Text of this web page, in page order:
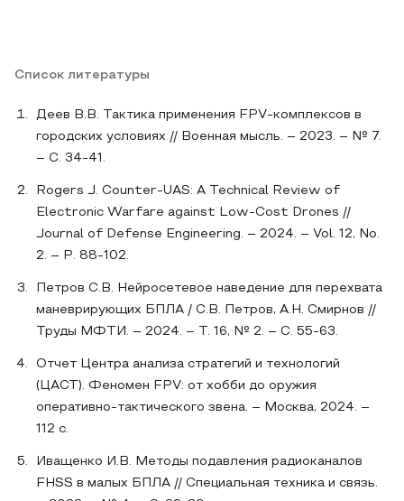
Список литературы
Деев В.В. Тактика применения FPV-комплексов в
городских условиях // Военная мысль. – 2023. – № 7.
– С. 34-41.
Rogers J. Counter-UAS: A Technical Review of
Electronic Warfare against Low-Cost Drones //
Journal of Defense Engineering. – 2024. – Vol. 12, No.
2. – P. 88-102.
Петров С.В. Нейросетевое наведение для перехвата
маневрирующих БПЛА / С.В. Петров, А.Н. Смирнов //
Труды МФТИ. – 2024. – Т. 16, № 2. – С. 55-63.
Отчет Центра анализа стратегий и технологий
(ЦАСТ). Феномен FPV: от хобби до оружия
оперативно-тактического звена. – Москва, 2024. –
112 с.
Иващенко И.В. Методы подавления радиоканалов
FHSS в малых БПЛА // Специальная техника и связь.